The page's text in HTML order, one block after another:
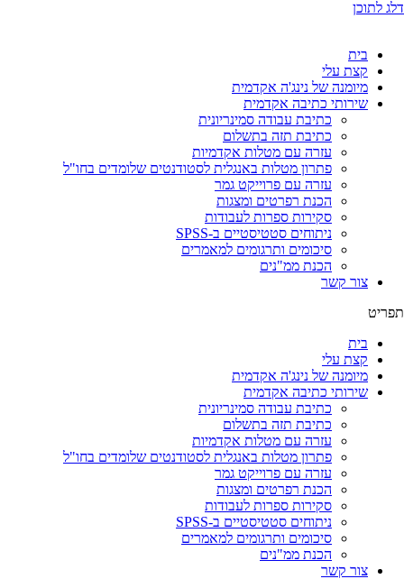
דלג לתוכן
בית
קצת עלי
מיומנה של נינג'ה אקדמית
שירותי כתיבה אקדמית
כתיבת עבודה סמינריונית
כתיבת תזה בתשלום
עזרה עם מטלות אקדמיות
פתרון מטלות באנגלית לסטודנטים שלומדים בחו"ל
עזרה עם פרוייקט גמר
הכנת רפרטים ומצגות
סקירות ספרות לעבודות
ניתוחים סטטיסטיים ב-SPSS
סיכומים ותרגומים למאמרים
הכנת ממ"נים
צור קשר
תפריט
בית
קצת עלי
מיומנה של נינג'ה אקדמית
שירותי כתיבה אקדמית
כתיבת עבודה סמינריונית
כתיבת תזה בתשלום
עזרה עם מטלות אקדמיות
פתרון מטלות באנגלית לסטודנטים שלומדים בחו"ל
עזרה עם פרוייקט גמר
הכנת רפרטים ומצגות
סקירות ספרות לעבודות
ניתוחים סטטיסטיים ב-SPSS
סיכומים ותרגומים למאמרים
הכנת ממ"נים
צור קשר